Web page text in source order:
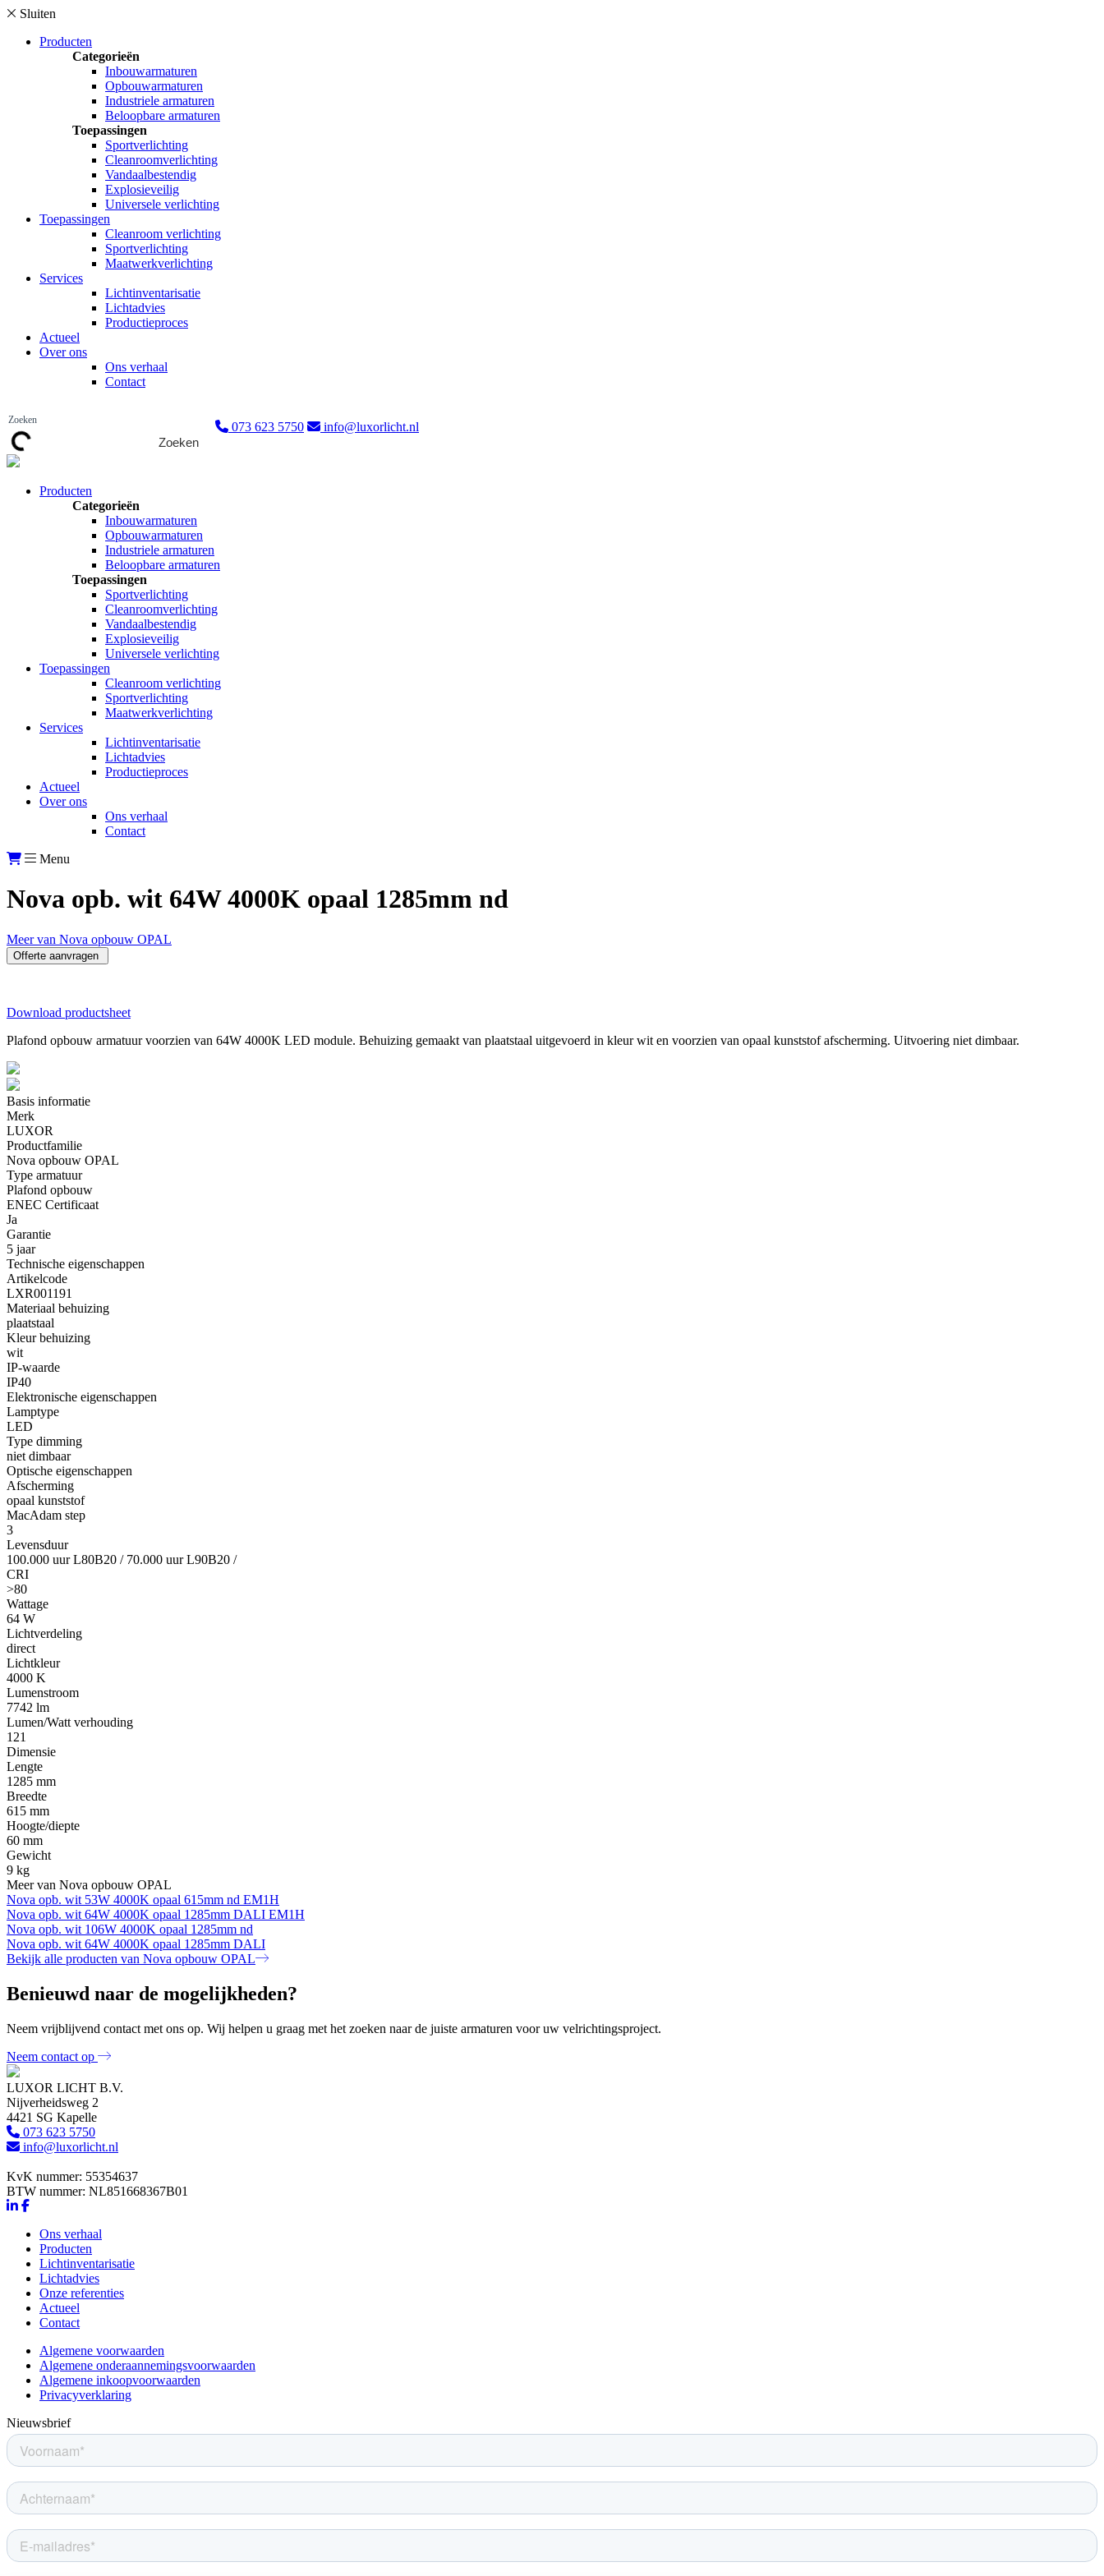
Sluiten
Producten
Categorieën
Inbouwarmaturen
Opbouwarmaturen
Industriele armaturen
Beloopbare armaturen
Toepassingen
Sportverlichting
Cleanroomverlichting
Vandaalbestendig
Explosieveilig
Universele verlichting
Toepassingen
Cleanroom verlichting
Sportverlichting
Maatwerkverlichting
Services
Lichtinventarisatie
Lichtadvies
Productieproces
Actueel
Over ons
Ons verhaal
Contact
Zoeken
073 623 5750 info@luxorlicht.nl
Producten
Categorieën
Inbouwarmaturen
Opbouwarmaturen
Industriele armaturen
Beloopbare armaturen
Toepassingen
Sportverlichting
Cleanroomverlichting
Vandaalbestendig
Explosieveilig
Universele verlichting
Toepassingen
Cleanroom verlichting
Sportverlichting
Maatwerkverlichting
Services
Lichtinventarisatie
Lichtadvies
Productieproces
Actueel
Over ons
Ons verhaal
Contact
Menu
Nova opb. wit 64W 4000K opaal 1285mm nd
Meer van Nova opbouw OPAL
Offerte aanvragen
Download productsheet
Plafond opbouw armatuur voorzien van 64W 4000K LED module. Behuizing gemaakt van plaatstaal uitgevoerd in kleur wit en voorzien van opaal kunststof afscherming. Uitvoering niet dimbaar.
Basis informatie
Merk
LUXOR
Productfamilie
Nova opbouw OPAL
Type armatuur
Plafond opbouw
ENEC Certificaat
Ja
Garantie
5 jaar
Technische eigenschappen
Artikelcode
LXR001191
Materiaal behuizing
plaatstaal
Kleur behuizing
wit
IP-waarde
IP40
Elektronische eigenschappen
Lamptype
LED
Type dimming
niet dimbaar
Optische eigenschappen
Afscherming
opaal kunststof
MacAdam step
3
Levensduur
100.000 uur L80B20 /70.000 uur L90B20 /
CRI
>80
Wattage
64 W
Lichtverdeling
direct
Lichtkleur
4000 K
Lumenstroom
7742 lm
Lumen/Watt verhouding
121
Dimensie
Lengte
1285 mm
Breedte
615 mm
Hoogte/diepte
60 mm
Gewicht
9 kg
Meer van Nova opbouw OPAL
Nova opb. wit 53W 4000K opaal 615mm nd EM1H
Nova opb. wit 64W 4000K opaal 1285mm DALI EM1H
Nova opb. wit 106W 4000K opaal 1285mm nd
Nova opb. wit 64W 4000K opaal 1285mm DALI
Bekijk alle producten van Nova opbouw OPAL
Benieuwd naar de mogelijkheden?
Neem vrijblijvend contact met ons op. Wij helpen u graag met het zoeken naar de juiste armaturen voor uw velrichtingsproject.
Neem contact op
LUXOR LICHT B.V.
Nijverheidsweg 2
4421 SG Kapelle
073 623 5750
info@luxorlicht.nl
KvK nummer: 55354637
BTW nummer: NL851668367B01
Ons verhaal
Producten
Lichtinventarisatie
Lichtadvies
Onze referenties
Actueel
Contact
Algemene voorwaarden
Algemene onderaannemingsvoorwaarden
Algemene inkoopvoorwaarden
Privacyverklaring
Nieuwsbrief